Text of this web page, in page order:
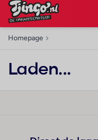
Homepage
Laden...